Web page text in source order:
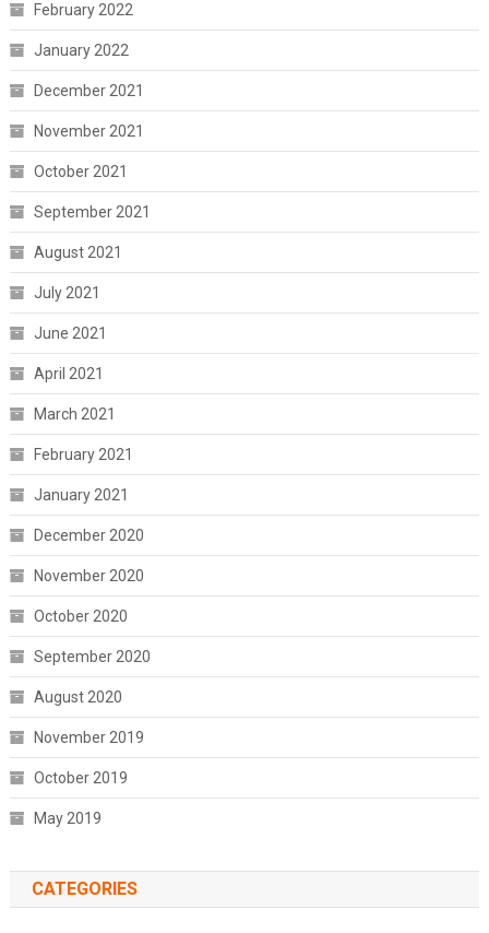
February 2022
January 2022
December 2021
November 2021
October 2021
September 2021
August 2021
July 2021
June 2021
April 2021
March 2021
February 2021
January 2021
December 2020
November 2020
October 2020
September 2020
August 2020
November 2019
October 2019
May 2019
CATEGORIES